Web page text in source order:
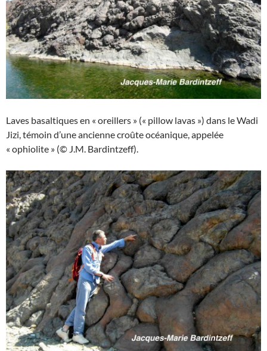
Laves basaltiques en « oreillers » (« pillow lavas ») dans le Wadi
Jizi, témoin d’une ancienne croûte océanique, appelée
« ophiolite » (© J.M. Bardintzeff).